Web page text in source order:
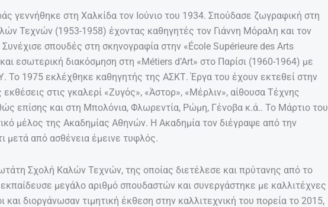
γεννήθηκε στη Χαλκίδα τον Ιούνιο του 1934. Σπούδασε ζωγραφική στη
Τεχνών (1953-1958) έχοντας καθηγητές τον Γιάννη Μόραλη και τον
σπουδές στη σκηνογραφία στην «École Supérieure des Arts
εσωτερική διακόσμηση στη «Métiers d’Art» στο Παρίσι (1960-1964) με
Το 1975 εκλέχθηκε καθηγητής της ΑΣΚΤ. Έργα του έχουν εκτεθεί στην
στις γκαλερί «Ζυγός», «Άστορ», «Μέρλιν», αίθουσα Τέχνης
επίσης και στη Μπολόνια, Φλωρεντία, Ρώμη, Γένοβα κ.ά.. To Μάρτιο του
μέλος της Ακαδημίας Αθηνών. Η Ακαδημία τον διέγραψε από την
μετά από ασθένεια έμεινε τυφλός.
Σχολή Καλών Τεχνών, της οποίας διετέλεσε και πρύτανης από το
μεγάλο αριθμό σπουδαστών και συνεργάστηκε με καλλιτέχνες
και διοργάνωσαν τιμητική έκθεση στην καλλιτεχνική του πορεία το 2015,